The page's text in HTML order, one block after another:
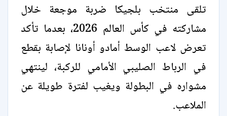
تلقى منتخب بلجيكا ضربة موجعة خلال
مشاركته في كأس العالم 2026، بعدما تأكد
تعرض لاعب الوسط أمادو أونانا لإصابة بقطع
في الرباط الصليبي الأمامي للركبة، لينتهي
مشواره في البطولة ويغيب لفترة طويلة عن
الملاعب.